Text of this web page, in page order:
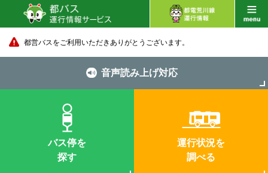
都営バスをご利用いただきありがとうございます。
音声読み上げ対応
バス停を
探す
運行状況を
調べる